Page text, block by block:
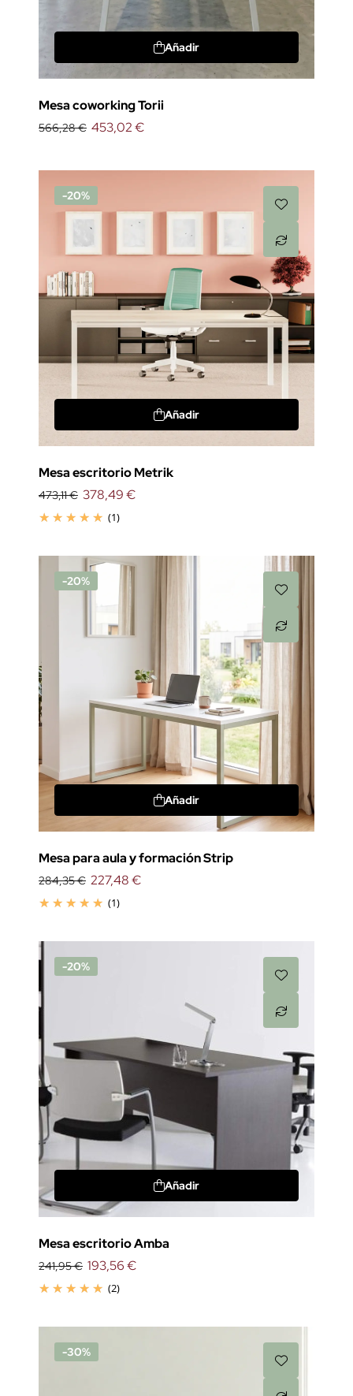
Añadir
Mesa coworking Torii
566,28 € 453,02 €
-20%
Añadir
Mesa escritorio Metrik
473,11 €
(1)
378,49 €
-20%
Añadir
Mesa para aula y formación Strip
284,35 €
(1)
227,48 €
-20%
Añadir
Mesa escritorio Amba
241,95 €
(2)
193,56 €
-30%